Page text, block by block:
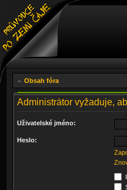
Obsah fóra
Administrátor vyžaduje,
Uživatelské jméno:
Heslo: